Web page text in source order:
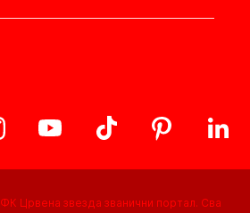
ФК Црвена звезда званични портал. Сва